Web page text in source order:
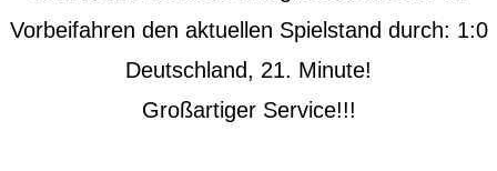
Vorbeifahren den aktuellen Spielstand durch: 1:0
Deutschland, 21. Minute!
Großartiger Service!!!